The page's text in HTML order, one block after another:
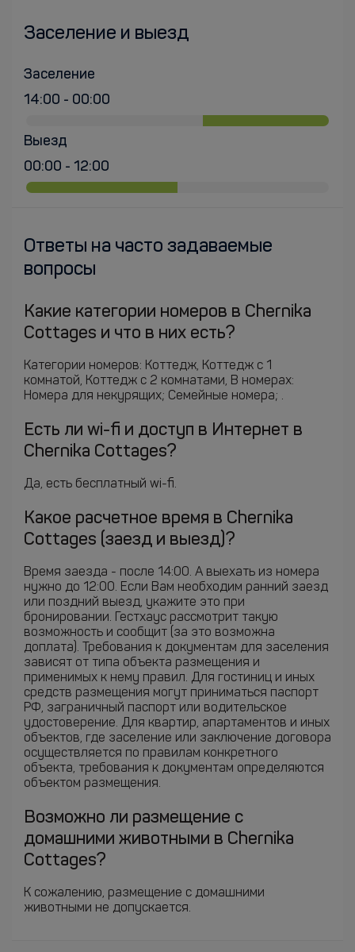
Заселение и выезд
Заселение
14:00 - 00:00
Выезд
00:00 - 12:00
Ответы на часто задаваемые
вопросы
Какие категории номеров в Chernika
Cottages и что в них есть?
Категории номеров: Коттедж, Коттедж c 1
комнатой, Коттедж с 2 комнатами, В номерах:
Номера для некурящих; Семейные номера; .
Есть ли wi-fi и доступ в Интернет в
Chernika Cottages?
Да, есть бесплатный wi-fi.
Какое расчетное время в Chernika
Cottages (заезд и выезд)?
Время заезда - после 14:00. А выехать из номера
нужно до 12:00. Если Вам необходим ранний заезд
или поздний выезд, укажите это при
бронировании. Гестхаус рассмотрит такую
возможность и сообщит (за это возможна
доплата). Требования к документам для заселения
зависят от типа объекта размещения и
применимых к нему правил. Для гостиниц и иных
средств размещения могут приниматься паспорт
РФ, заграничный паспорт или водительское
удостоверение. Для квартир, апартаментов и иных
объектов, где заселение или заключение договора
осуществляется по правилам конкретного
объекта, требования к документам определяются
объектом размещения.
Возможно ли размещение с
домашними животными в Chernika
Cottages?
К сожалению, размещение с домашними
животными не допускается.